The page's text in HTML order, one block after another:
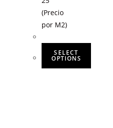
(Precio
por M2)
SELECT
OPTIONS